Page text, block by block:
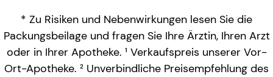
* Zu Risiken und Nebenwirkungen lesen Sie die
Packungsbeilage und fragen Sie Ihre Ärztin, Ihren Arzt
oder in Ihrer Apotheke. ¹ Verkaufspreis unserer Vor-
Ort-Apotheke. ² Unverbindliche Preisempfehlung des